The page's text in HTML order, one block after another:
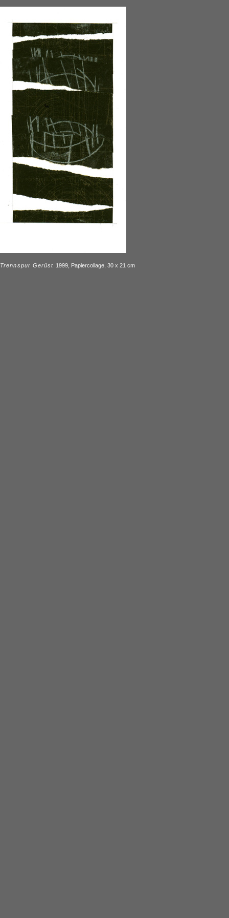
Trennspur Gerüst 1999, Papiercollage, 30 x 21 cm